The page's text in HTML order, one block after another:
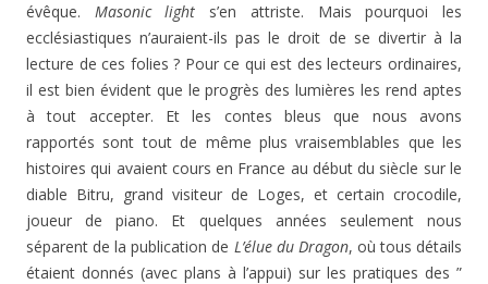
évêque. Masonic light s’en attriste. Mais pourquoi les
ecclésiastiques n’auraient-ils pas le droit de se divertir à la
lecture de ces folies ? Pour ce qui est des lecteurs ordinaires,
il est bien évident que le progrès des lumières les rend aptes
à tout accepter. Et les contes bleus que nous avons
rapportés sont tout de même plus vraisemblables que les
histoires qui avaient cours en France au début du siècle sur le
diable Bitru, grand visiteur de Loges, et certain crocodile,
joueur de piano. Et quelques années seulement nous
séparent de la publication de L’élue du Dragon, où tous détails
étaient donnés (avec plans à l’appui) sur les pratiques des ”